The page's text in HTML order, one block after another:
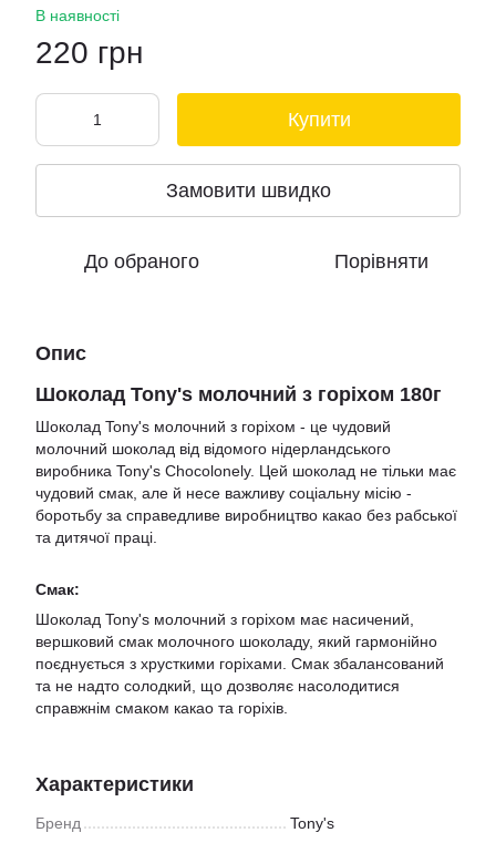
В наявності
220 грн
Купити
Замовити швидко
До обраного Порівняти
Опис
Шоколад Tony's молочний з горіхом 180г
Шоколад Tony's молочний з горіхом - це чудовий
молочний шоколад від відомого нідерландського
виробника Tony's Chocolonely. Цей шоколад не тільки має
чудовий смак, але й несе важливу соціальну місію -
боротьбу за справедливе виробництво какао без рабської
та дитячої праці.
Смак:
Шоколад Tony's молочний з горіхом має насичений,
вершковий смак молочного шоколаду, який гармонійно
поєднується з хрусткими горіхами. Смак збалансований
та не надто солодкий, що дозволяє насолодитися
справжнім смаком какао та горіхів.
Характеристики
Бренд Tony's